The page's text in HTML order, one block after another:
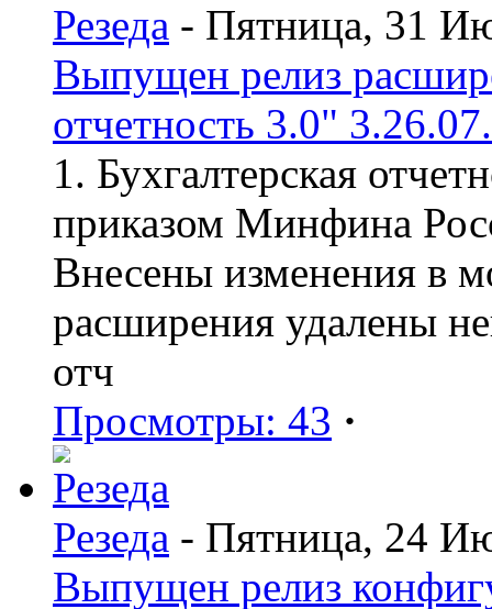
Резеда - Пятница, 31
Выпущен релиз
отчетность 3.0"
1. Бухгалтерская
приказом Минфина
Внесены изменения в
расширения удалены
отч
Просмотры: 43 ·
Резеда - Пятница, 24
Выпущен релиз